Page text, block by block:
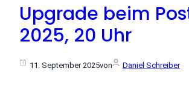
Upgrade beim
2025, 20 Uhr
11. September 2025von Daniel Schreiber